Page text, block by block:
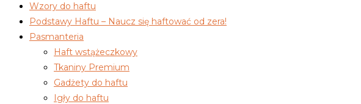
Wzory do haftu
Podstawy Haftu – Naucz się haftować od zera!
Pasmanteria
Haft wstążeczkowy
Tkaniny Premium
Gadżety do haftu
Igły do haftu